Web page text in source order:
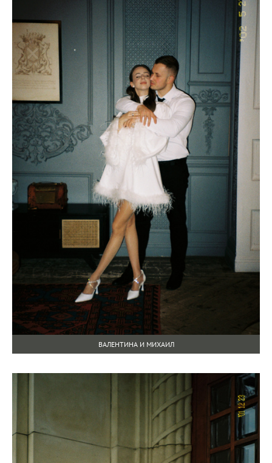
ВАЛЕНТИНА И МИХАИЛ